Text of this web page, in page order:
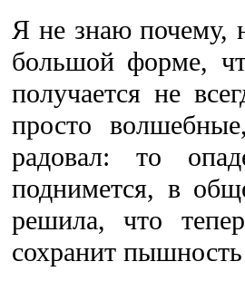
Я не знаю почему,
большой форме,
получается не
просто
радовал: то
поднимется, в
решила, что
сохранит